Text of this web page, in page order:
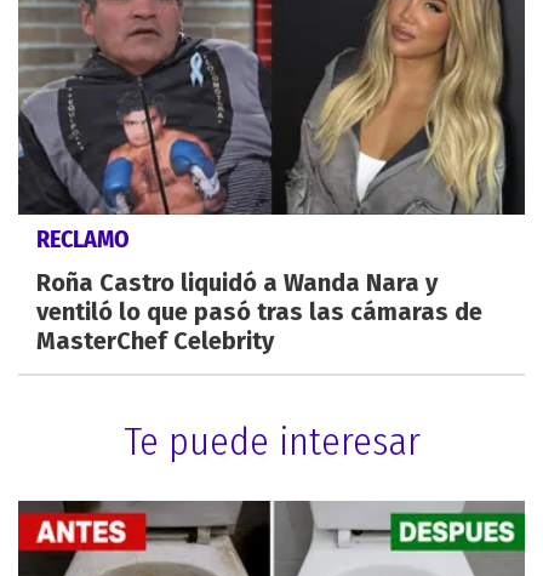
RECLAMO
Roña Castro liquidó a Wanda Nara y
ventiló lo que pasó tras las cámaras de
MasterChef Celebrity
Te puede interesar